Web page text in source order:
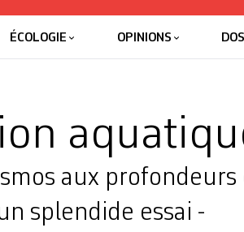
ÉCOLOGIE OPINIONS
aux profondeurs
splendide essai